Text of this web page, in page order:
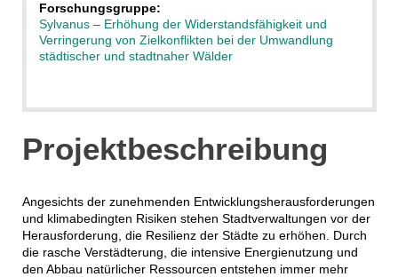
Forschungsgruppe:
Sylvanus – Erhöhung der Widerstandsfähigkeit und
Verringerung von Zielkonflikten bei der Umwandlung
städtischer und stadtnaher Wälder
Projektbeschreibung
Angesichts der zunehmenden Entwicklungsherausforderungen
und klimabedingten Risiken stehen Stadtverwaltungen vor der
Herausforderung, die Resilienz der Städte zu erhöhen. Durch
die rasche Verstädterung, die intensive Energienutzung und
den Abbau natürlicher Ressourcen entstehen immer mehr